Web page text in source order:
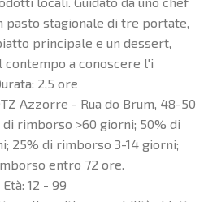
pasto stagionale di tre portate,
principale e un dessert,
contempo a conoscere l'i
2,5 ore
Azzorre - Rua do Brum, 48-50
di rimborso >60 giorni; 50% di
25% di rimborso 3-14 giorni;
entro 72 ore.
Età: 12 - 99